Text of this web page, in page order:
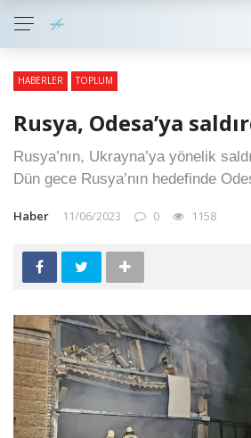
HABERLER TOPLUM
Rusya, Odesa’ya
Rusya’nın, Ukrayna’ya yönelik
Dün gece Rusya’nın hedefinde
Haber 11/06/2023 0 1158